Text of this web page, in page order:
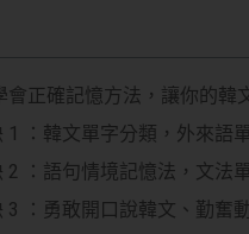
正確記憶方法，讓你的韓
1 ：韓文單字分類，外來語
2 ：語句情境記憶法，文法
3 ：勇敢開口說韓文、勤奮